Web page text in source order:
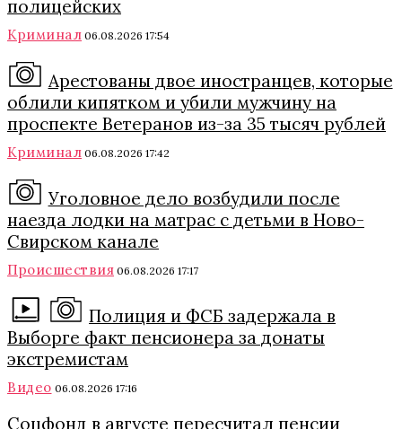
полицейских
Криминал 06.08.2026 17:54
Арестованы двое иностранцев, которые
облили кипятком и убили мужчину на
проспекте Ветеранов из-за 35 тысяч рублей
Криминал 06.08.2026 17:42
Уголовное дело возбудили после
наезда лодки на матрас с детьми в Ново-
Свирском канале
Происшествия 06.08.2026 17:17
Полиция и ФСБ задержала в
Выборге факт пенсионера за донаты
экстремистам
Видео 06.08.2026 17:16
Соцфонд в августе пересчитал пенсии